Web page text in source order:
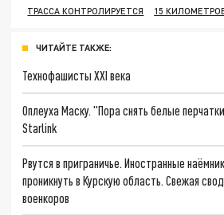
ТРАССА КОНТРОЛИРУЕТСЯ
15
ЧИТАЙТЕ ТАКЖЕ:
Технофашисты XXI века
Оплеуха Маску. "Пора снять белые
Starlink
Рвутся в приграничье. Иностранные
проникнуть в Курскую область. Свежая
военкоров